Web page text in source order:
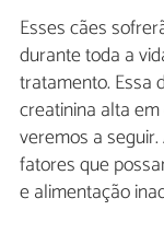
Esses cães
durante toda a
tratamento. Essa
creatinina alta
veremos a
fatores que
e alimentação